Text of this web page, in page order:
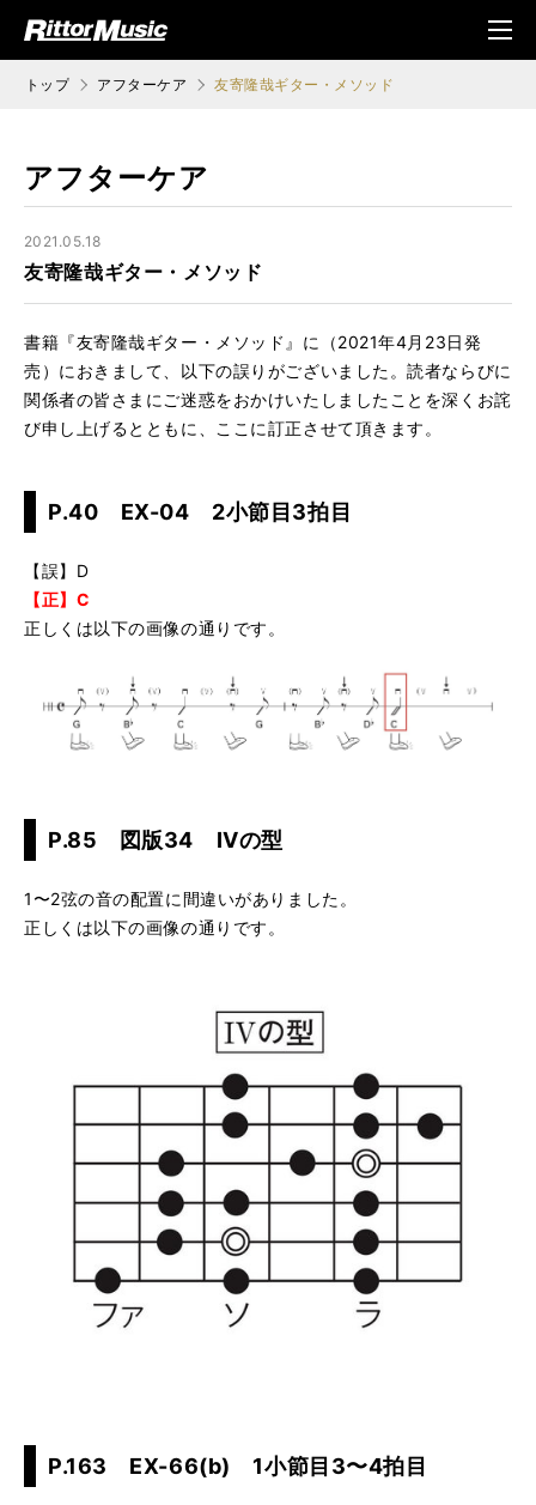
ジック (Rittor Musi
メニ
ュ
トップ アフターケア 友寄隆哉ギター・メソッド
アフターケア
2021.05.18
友寄隆哉ギター・メソッド
書籍『友寄隆哉ギター・メソッド』に（2021年4月23日発
売）におきまして、以下の誤りがございました。読者ならびに
関係者の皆さまにご迷惑をおかけいたしましたことを深くお詫
び申し上げるとともに、ここに訂正させて頂きます。
P.40 EX-04 2小節目3拍目
【誤】D
【正】C
正しくは以下の画像の通りです。
P.85 図版34 IVの型
1〜2弦の音の配置に間違いがありました。
正しくは以下の画像の通りです。
P.163 EX-66(b) 1小節目3〜4拍目